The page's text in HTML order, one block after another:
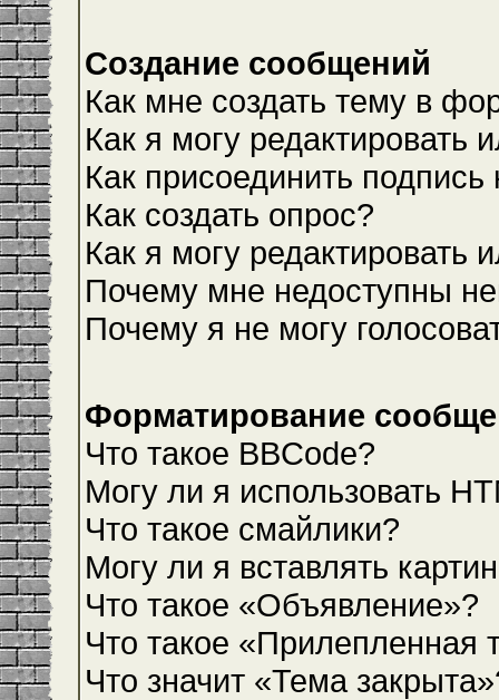
Создание сообщений
Как мне создать тему в
Как я могу редактировать
Как присоединить
Как создать опрос?
Как я могу редактировать
Почему мне недоступны
Почему я не могу
Форматирование
Что такое BBCode?
Могу ли я использовать
Что такое смайлики?
Могу ли я вставлять
Что такое «Объявление»?
Что такое «Прилепленная
Что значит «Тема